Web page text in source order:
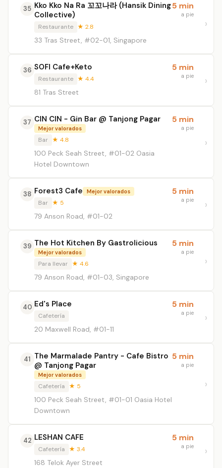
35 Kko Kko Na Ra 꼬꼬나라 (Hansik Dining
Collective)
Restaurante ★ 2.8
33 Tras Street, #02-01, Singapore
5 min
a pie
36 SOFI Cafe+Keto
Restaurante ★ 4.4
81 Tras Street
5 min
a pie
37 CIN CIN - Gin Bar @ Tanjong Pagar
Mejor valorados
Bar ★ 4.8
100 Peck Seah Street, #01-02 Oasia
Hotel Downtown
5 min
a pie
38 Forest3 Cafe Mejor valorados
Bar ★ 5
79 Anson Road, #01-02
5 min
a pie
39 The Hot Kitchen By Gastrolicious
Mejor valorados
Para llevar ★ 4.6
79 Anson Road, #01-03, Singapore
5 min
a pie
40 Ed's Place
Cafetería
20 Maxwell Road, #01-11
5 min
a pie
41 The Marmalade Pantry - Cafe Bistro
@ Tanjong Pagar
Mejor valorados
Cafetería ★ 5
100 Peck Seah Street, #01-01 Oasia Hotel
Downtown
5 min
a pie
42 LESHAN CAFE
Cafetería ★ 3.4
168 Telok Ayer Street
5 min
a pie